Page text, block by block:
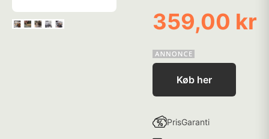
359,00 kr
Køb her
PrisGaranti